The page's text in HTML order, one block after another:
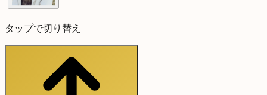
タップで切り替え